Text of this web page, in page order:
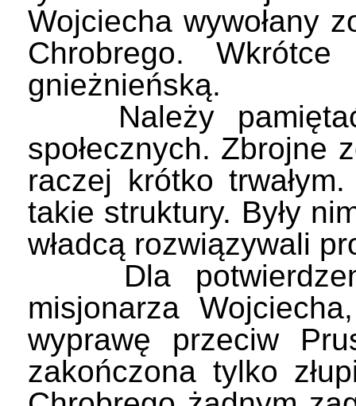
Wojciecha wywołany
Chrobrego.
gnieżnieńską.
Należy pamiętać,
społecznych. Zbrojne
raczej krótko
takie struktury. Były
władcą rozwiązywali
Dla
misjonarza
wyprawę przeciw
zakończona tylko